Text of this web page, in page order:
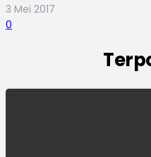
3 Mei 2017
0